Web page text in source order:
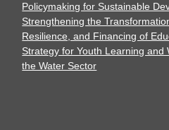
Policymaking for Sustainable
Strengthening the
Resilience, and Financing of
Strategy for Youth Learning and
the Water Sector